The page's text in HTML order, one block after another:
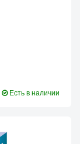
Есть в наличии